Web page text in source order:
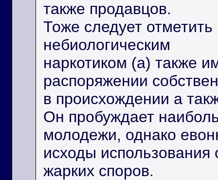
также продавцов.
Тоже следует
небиологическим
наркотиком (а) также
распоряжении
в происхождении а
Он пробуждает
молодежи, однако
исходы
жарких споров.